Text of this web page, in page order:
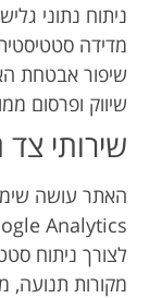
ניתוח נתוני
מדידה
שיפור אבטחת
שיווק ופרסום
שירותי צד
האתר עושה
Analytics
לצורך ניתוח
מקורות תנועה,